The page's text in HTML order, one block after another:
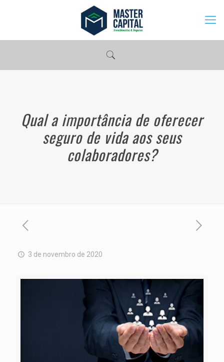
Qual a importância de oferecer
seguro de vida aos seus
colaboradores?
3 de novembro de 2020